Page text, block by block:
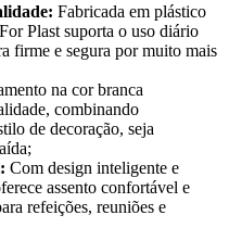
Fabricada em plástico
Plast suporta o uso diário
firme e segura por muito mais
na cor branca
combinando
de decoração, seja
Com design inteligente e
assento confortável e
refeições, reuniões e